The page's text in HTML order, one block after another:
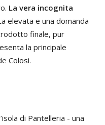
La vera incognita
elevata e una domanda
finale, pur
la principale
Colosi.
di Pantelleria - una